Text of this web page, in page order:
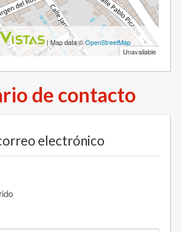
de contacto
electrónico